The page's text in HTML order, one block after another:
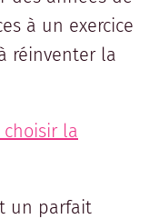
à un exercice
réinventer la
choisir la
un parfait